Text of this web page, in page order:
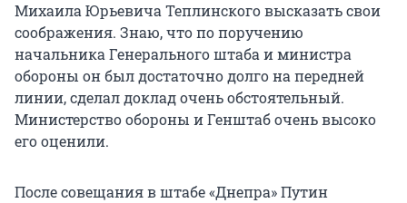
Михаила Юрьевича Теплинского высказать свои
соображения. Знаю, что по поручению
начальника Генерального штаба и министра
обороны он был достаточно долго на передней
линии, сделал доклад очень обстоятельный.
Министерство обороны и Генштаб очень высоко
его оценили.
После совещания в штабе «Днепра» Путин